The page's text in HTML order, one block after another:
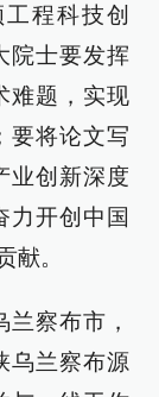
程科技创
院士要发挥
难题，实现
要将论文写
业创新深度
力开创中国
献。
察布市，
乌兰察布源